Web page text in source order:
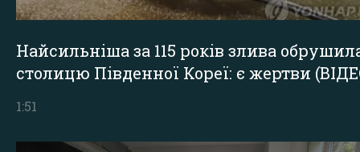
Найсильніша за 115 років злива
столицю Південної Кореї: є жертви
1:51